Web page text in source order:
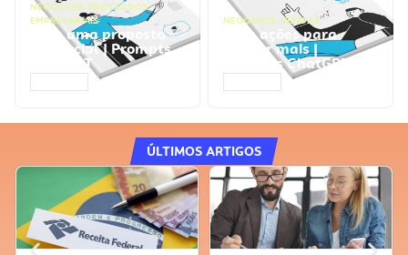
NEGÓCIOS, PROCESSOS
EMPRESARIAIS
Faça uma proposta
comercial | Prompts
ChatGPT
NEGÓCIOS, VENDAS
Faça ações para
vender mais |
Prompts ChatGPT
ÚLTIMOS ARTIGOS